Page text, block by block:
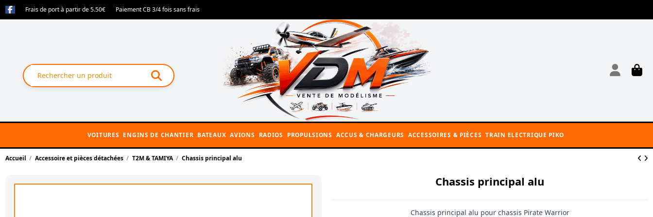
Frais de port à partir de 5.50€ Paiement CB 3/4 fois sans frais
VOITURES ENGINS DE CHANTIER BATEAUX AVIONS RADIOS PROPULSIONS ACCUS & CHARGEURS ACCESSOIRES & PIÈCES TRAIN ELECTRIQUE PIKO
Accueil Accessoire et pièces détachées T2M & TAMIYA Chassis principal alu
Chassis principal alu
Chassis principal alu pour chassis Pirate Warrior